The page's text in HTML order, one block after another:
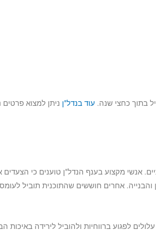
בתוך כחצי שנה. עוד בנדל"ן ניתן למצוא פרטים
אנשי מקצוע בענף הנדל"ן טוענים כי הצעדים
אחרים חוששים שהתוכנית תוביל לעומס
לפגוע ברווחיות ולהוביל לירידה באיכות